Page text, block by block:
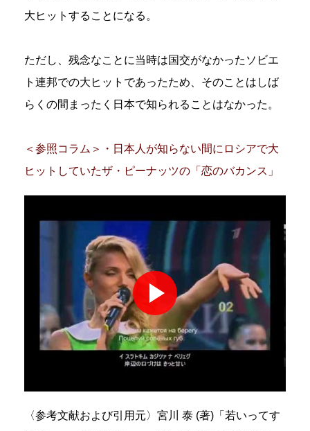
大ヒットすることになる。
ただし、残念なことに当時は国交がなかったソビエ
ト連邦での大ヒットであったため、そのことはしば
らくの間まったく日本で知られることはなかった。
＜参照コラム＞・日本人が知らない間にロシアで大
ヒットしていたザ・ピーナッツの「恋のバカンス」
〈参考文献および引用元〉宮川 泰 (著)「若いってす